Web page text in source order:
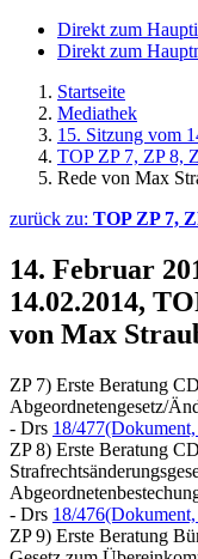
Direkt zum
Direkt zum
Startseite
Mediathek
15. Sitzung vom
TOP ZP 7, ZP 8,
Rede von Max
zurück zu: TOP ZP 7,
14. Februar
14.02.2014,
von Max
ZP 7) Erste Beratung
Abgeordnetengesetz/
- Drs 18/477(Dokument,
ZP 8) Erste Beratung
- Drs 18/476(Dokument,
ZP 9) Erste Beratung